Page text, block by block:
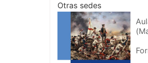
Otras sedes